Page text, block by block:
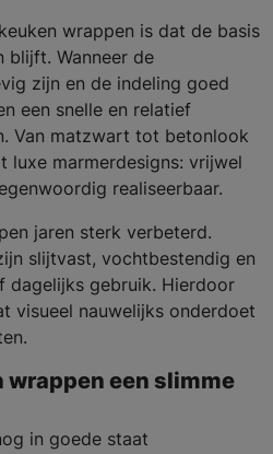
wrappen is dat de basis
blijft. Wanneer de
zijn en de indeling goed
een snelle en relatief
Van matzwart tot betonlook
luxe marmerdesigns: vrijwel
realiseerbaar.
jaren sterk verbeterd.
slijtvast, vochtbestendig en
dagelijks gebruik. Hierdoor
visueel nauwelijks onderdoet
wrappen een slimme
in goede staat